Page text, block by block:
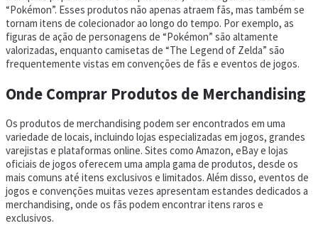
“Pokémon”. Esses produtos não apenas atraem fãs, mas também se
tornam itens de colecionador ao longo do tempo. Por exemplo, as
figuras de ação de personagens de “Pokémon” são altamente
valorizadas, enquanto camisetas de “The Legend of Zelda” são
frequentemente vistas em convenções de fãs e eventos de jogos.
Onde Comprar Produtos de Merchandising
Os produtos de merchandising podem ser encontrados em uma
variedade de locais, incluindo lojas especializadas em jogos, grandes
varejistas e plataformas online. Sites como Amazon, eBay e lojas
oficiais de jogos oferecem uma ampla gama de produtos, desde os
mais comuns até itens exclusivos e limitados. Além disso, eventos de
jogos e convenções muitas vezes apresentam estandes dedicados a
merchandising, onde os fãs podem encontrar itens raros e
exclusivos.